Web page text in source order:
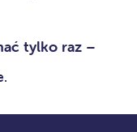
tylko raz –